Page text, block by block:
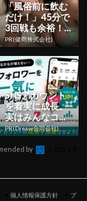
「風俗前に飲む
だけ！」45分で
3回戦も余裕！9
80円で朝まで絶
好調
PR(健商株式会社)
SNSアカウント
を着実に成長。
実はみんなココ
使ってます。
PR(Dreaw合同会社)
by
個人情報保護方針 プ